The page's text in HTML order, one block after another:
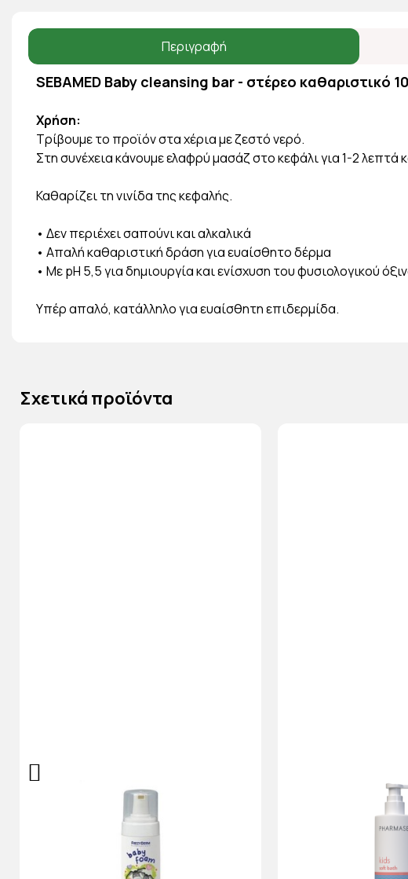
Περιγραφή
SEBAMED Baby cleansing bar - στέρεο καθαριστικό
Χρήση:
Τρίβουμε το προϊόν στα χέρια με ζεστό νερό.
Στη συνέχεια κάνουμε ελαφρύ μασάζ στο κεφάλι για 1-2 λεπτά
Καθαρίζει τη νινίδα της κεφαλής.
• Δεν περιέχει σαπούνι και αλκαλικά
• Απαλή καθαριστική δράση για ευαίσθητο δέρμα
• Με pH 5,5 για δημιουργία και ενίσχυση του φυσιολογικού
Υπέρ απαλό, κατάλληλο για ευαίσθητη επιδερμίδα.
Σχετικά προϊόντα